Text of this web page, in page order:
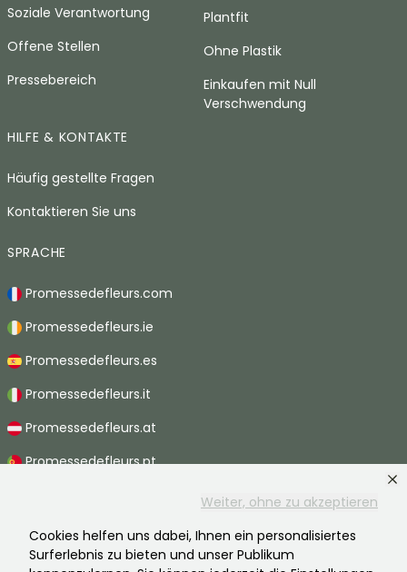
Weiter, ohne zu akzeptieren
Cookies helfen uns dabei, Ihnen ein personalisiertes
Surferlebnis zu bieten und unser Publikum
Soziale Verantwortung
Offene Stellen
Pressebereich
Plantfit
Ohne Plastik
Einkaufen mit Null
Verschwendung
HILFE & KONTAKTE
Häufig gestellte Fragen
Kontaktieren Sie uns
SPRACHE
Promessedefleurs.com
Promessedefleurs.ie
Promessedefleurs.es
Promessedefleurs.it
Promessedefleurs.at
Promessedefleurs.pt
Promessedefleurs.be
Promessedefleurs.ch